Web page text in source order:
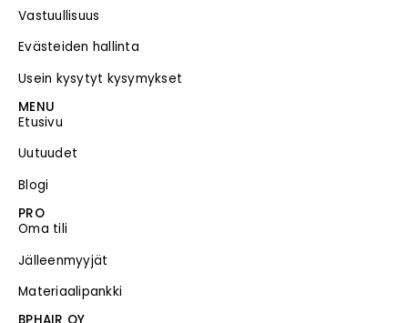
Vastuullisuus
Evästeiden hallinta
Usein kysytyt kysymykset
MENU
Etusivu
Uutuudet
Blogi
PRO
Oma tili
Jälleenmyyjät
Materiaalipankki